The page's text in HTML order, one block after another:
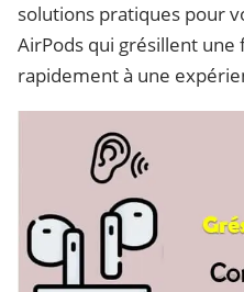
solutions pratiques pour
AirPods qui grésillent
rapidement à une